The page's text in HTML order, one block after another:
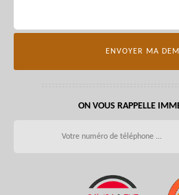
ON VOUS RAPPELLE